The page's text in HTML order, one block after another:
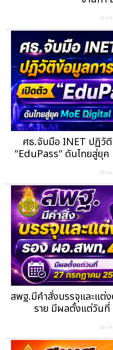
31 ก.
ศธ.จับมือ INET ปฏิวั
"EduPass" ดันไทยสู่ยุ
29 ก.
สพฐ.มีคำสั่งบรรจุและแต่
ราย มีผลตั้งแต่วัน
29 ก.